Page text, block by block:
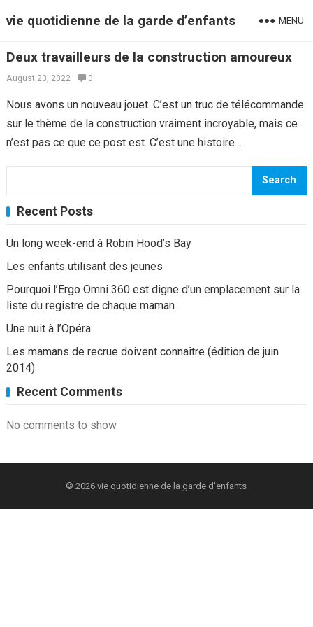
vie quotidienne de la garde d’enfants MENU
Deux travailleurs de la construction amoureux
August 23, 2022 0
Nous avons un nouveau jouet. C’est un truc de télécommande
sur le thème de la construction vraiment incroyable, mais ce
n’est pas ce que ce post est. C’est une histoire…
Search
Recent Posts
Un long week-end à Robin Hood’s Bay
Les enfants utilisant des jeunes
Pourquoi l’Ergo Omni 360 est digne d’un emplacement sur la
liste du registre de chaque maman
Une nuit à l’Opéra
Les mamans de recrue doivent connaître (édition de juin
2014)
Recent Comments
No comments to show.
© 2026vie quotidienne de la garde d'enfants